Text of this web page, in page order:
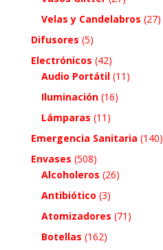
Velas y Candelabros (27)
Difusores (5)
Electrónicos (42)
Audio Portátil (11)
Iluminación (16)
Lámparas (11)
Emergencia Sanitaria (140)
Envases (508)
Alcoholeros (26)
Antibiótico (3)
Atomizadores (71)
Botellas (162)